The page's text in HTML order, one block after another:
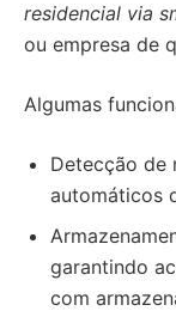
residencial via
ou empresa de
Algumas
Detecção de
automáticos
garantindo
com